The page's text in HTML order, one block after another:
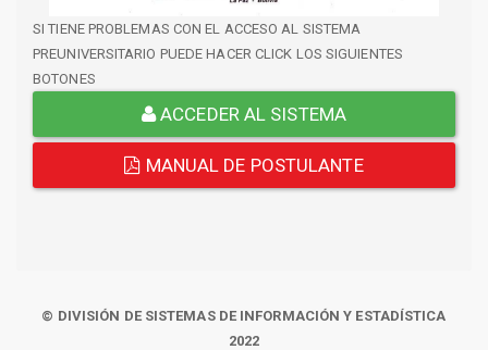
SI TIENE PROBLEMAS CON EL ACCESO AL SISTEMA
PREUNIVERSITARIO PUEDE HACER CLICK LOS SIGUIENTES
BOTONES
ACCEDER AL SISTEMA
MANUAL DE POSTULANTE
© DIVISIÓN DE SISTEMAS DE INFORMACIÓN Y ESTADÍSTICA
2022